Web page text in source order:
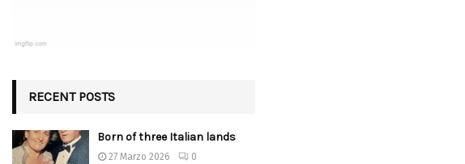
RECENT POSTS
Born of three Italian lands
27 Marzo 2026 0